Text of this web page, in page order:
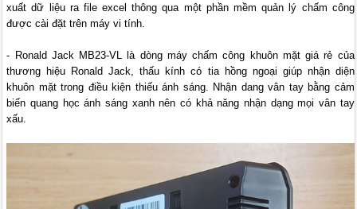
xuất dữ liệu ra file excel thông qua một phần mềm quản lý chấm công
được cài đặt trên máy vi tính.
- Ronald Jack MB23-VL là dòng máy chấm công khuôn mặt giá rẻ của
thương hiệu Ronald Jack, thấu kính có tia hồng ngoại giúp nhận diện
khuôn mặt trong điều kiện thiếu ánh sáng. Nhận dang vân tay bằng cảm
biến quang học ánh sáng xanh nên có khả năng nhận dạng mọi vân tay
xấu.